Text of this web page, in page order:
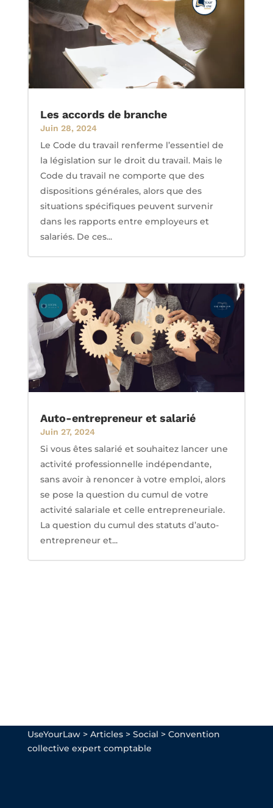
Les accords de branche
Juin 28, 2024
Le Code du travail renferme l’essentiel de
la législation sur le droit du travail. Mais le
Code du travail ne comporte que des
dispositions générales, alors que des
situations spécifiques peuvent survenir
dans les rapports entre employeurs et
salariés. De ces...
Auto-entrepreneur et salarié
Juin 27, 2024
Si vous êtes salarié et souhaitez lancer une
activité professionnelle indépendante,
sans avoir à renoncer à votre emploi, alors
se pose la question du cumul de votre
activité salariale et celle entrepreneuriale.
La question du cumul des statuts d’auto-
entrepreneur et...
UseYourLaw> Articles> Social > Convention
collective expert comptable